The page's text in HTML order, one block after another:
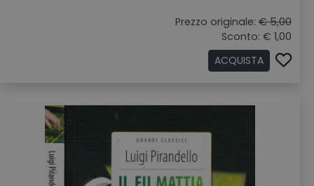
Prezzo originale: € 5,00
Sconto: € 1,00
ACQUISTA